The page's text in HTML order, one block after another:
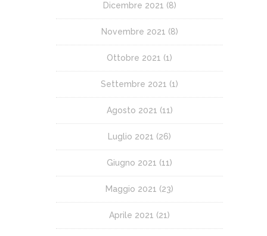
Dicembre 2021 (8)
Novembre 2021 (8)
Ottobre 2021 (1)
Settembre 2021 (1)
Agosto 2021 (11)
Luglio 2021 (26)
Giugno 2021 (11)
Maggio 2021 (23)
Aprile 2021 (21)